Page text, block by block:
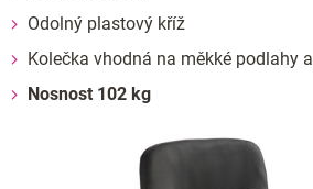
Odolný plastový kříž
Kolečka vhodná na měkké podlahy
Nosnost 102 kg